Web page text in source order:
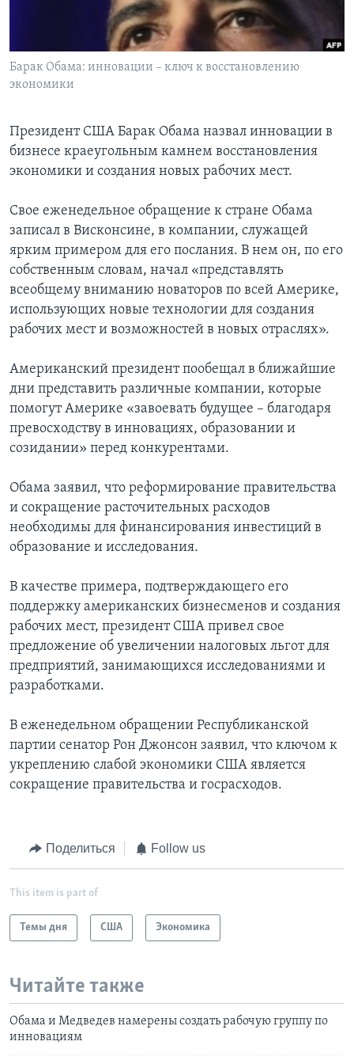
СОЦИАЛЬНЫЕ СЕТИ
Языки
Барак Обама: инновации – ключ к восстановлению
экономики
Президент США Барак Обама назвал инновации в
бизнесе краеугольным камнем восстановления
экономики и создания новых рабочих мест.
Свое еженедельное обращение к стране Обама
записал в Висконсине, в компании, служащей
ярким примером для его послания. В нем он, по его
собственным словам, начал «представлять
всеобщему вниманию новаторов по всей Америке,
использующих новые технологии для создания
рабочих мест и возможностей в новых отраслях».
Американский президент пообещал в ближайшие
дни представить различные компании, которые
помогут Америке «завоевать будущее – благодаря
превосходству в инновациях, образовании и
созидании» перед конкурентами.
Обама заявил, что реформирование правительства
и сокращение расточительных расходов
необходимы для финансирования инвестиций в
образование и исследования.
В качестве примера, подтверждающего его
поддержку американских бизнесменов и создания
рабочих мест, президент США привел свое
предложение об увеличении налоговых льгот для
предприятий, занимающихся исследованиями и
разработками.
В еженедельном обращении Республиканской
партии сенатор Рон Джонсон заявил, что ключом к
укреплению слабой экономики США является
сокращение правительства и госрасходов.
Поделиться Follow us
This item is part of
Темы дня США Экономика
Читайте также
Обама и Медведев намерены создать рабочую группу по
инновациям